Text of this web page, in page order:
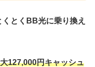
とくBB光に乗り換え
127,000円キャッシュ